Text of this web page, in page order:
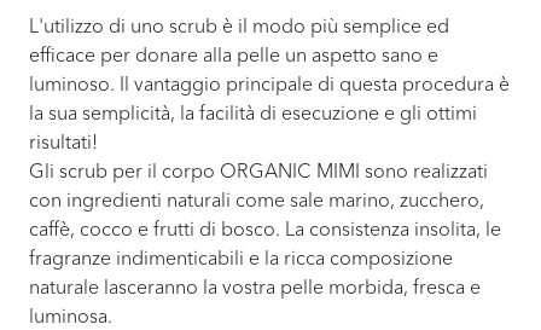
L'utilizzo di uno scrub è il modo più semplice ed
efficace per donare alla pelle un aspetto sano e
luminoso. Il vantaggio principale di questa procedura è
la sua semplicità, la facilità di esecuzione e gli ottimi
risultati!
Gli scrub per il corpo ORGANIC MIMI sono realizzati
con ingredienti naturali come sale marino, zucchero,
caffè, cocco e frutti di bosco. La consistenza insolita, le
fragranze indimenticabili e la ricca composizione
naturale lasceranno la vostra pelle morbida, fresca e
luminosa.